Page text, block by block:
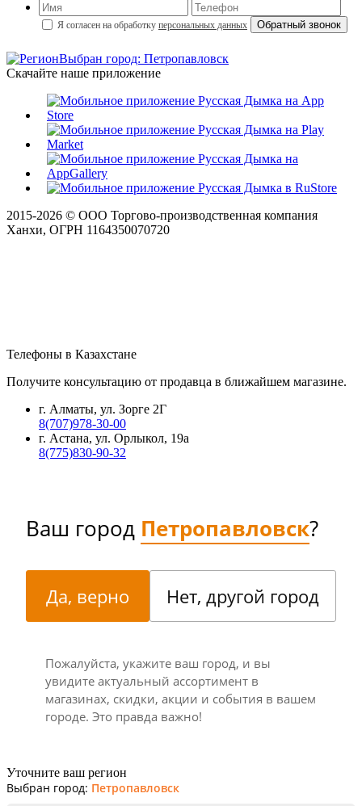
Я согласен на обработку персональных данных
Выбран город: Петропавловск
Скачайте наше приложение
2015-2026 © ООО Торгово-производственная компания
Ханхи, ОГРН 1164350070720
Телефоны в Казахстане
Получите консультацию от продавца в ближайшем магазине.
г. Алматы, ул. Зорге 2Г
8(707)978-30-00
г. Астана, ул. Орлыкол, 19а
8(775)830-90-32
Ваш город Петропавловск?
Да, верно Нет, другой город
Пожалуйста, укажите ваш город, и вы
увидите актуальный ассортимент в
магазинах, скидки, акции и события в вашем
городе. Это правда важно!
Уточните ваш регион
Выбран город: Петропавловск